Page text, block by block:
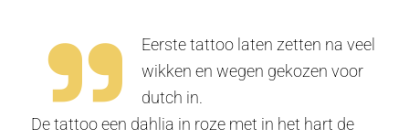
Eerste tattoo laten zetten na veel
wikken en wegen gekozen voor
dutch in.
De tattoo een dahlia in roze met in het hart de